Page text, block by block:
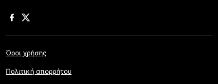
Όροι χρήσης
Πολιτική απορρήτου